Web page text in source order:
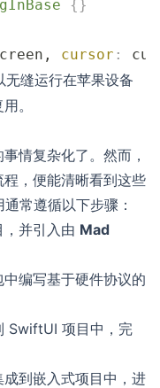
{}
cursor :
无缝运行在苹果设备
。
情复杂化了。然而，
，便能清晰看到这些
常遵循以下步骤：
，并引入由 Mad
编写基于硬件协议的
SwiftUI 项目中，完
到嵌入式项目中，进